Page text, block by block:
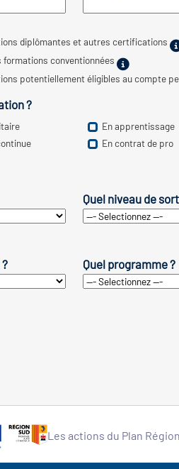
diplômantes et autres certifications
conventionnées
potentiellement éligibles au compte
?
En apprentissage
En contrat de pro
Quel niveau de
Quel programme ?
Les actions du Plan